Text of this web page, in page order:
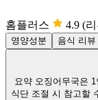
홈플러스 4.9 (
영양성분 음식 리뷰
요약 오징어무국은
식단 조절 시 참고할